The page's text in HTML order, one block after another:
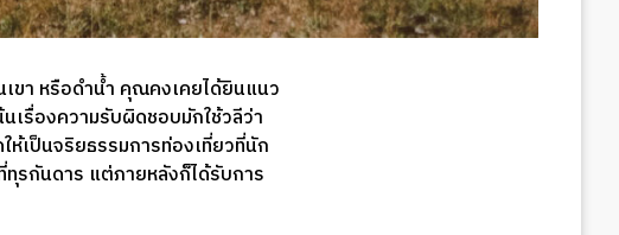
ขา หรือดำน้ำ คุณคงเคยได้ยินแนว
เรื่องความรับผิดชอบมักใช้วลีว่า
ห้เป็นจริยธรรมการท่องเที่ยวที่นัก
รกันดาร แต่ภายหลังก็ได้รับการ